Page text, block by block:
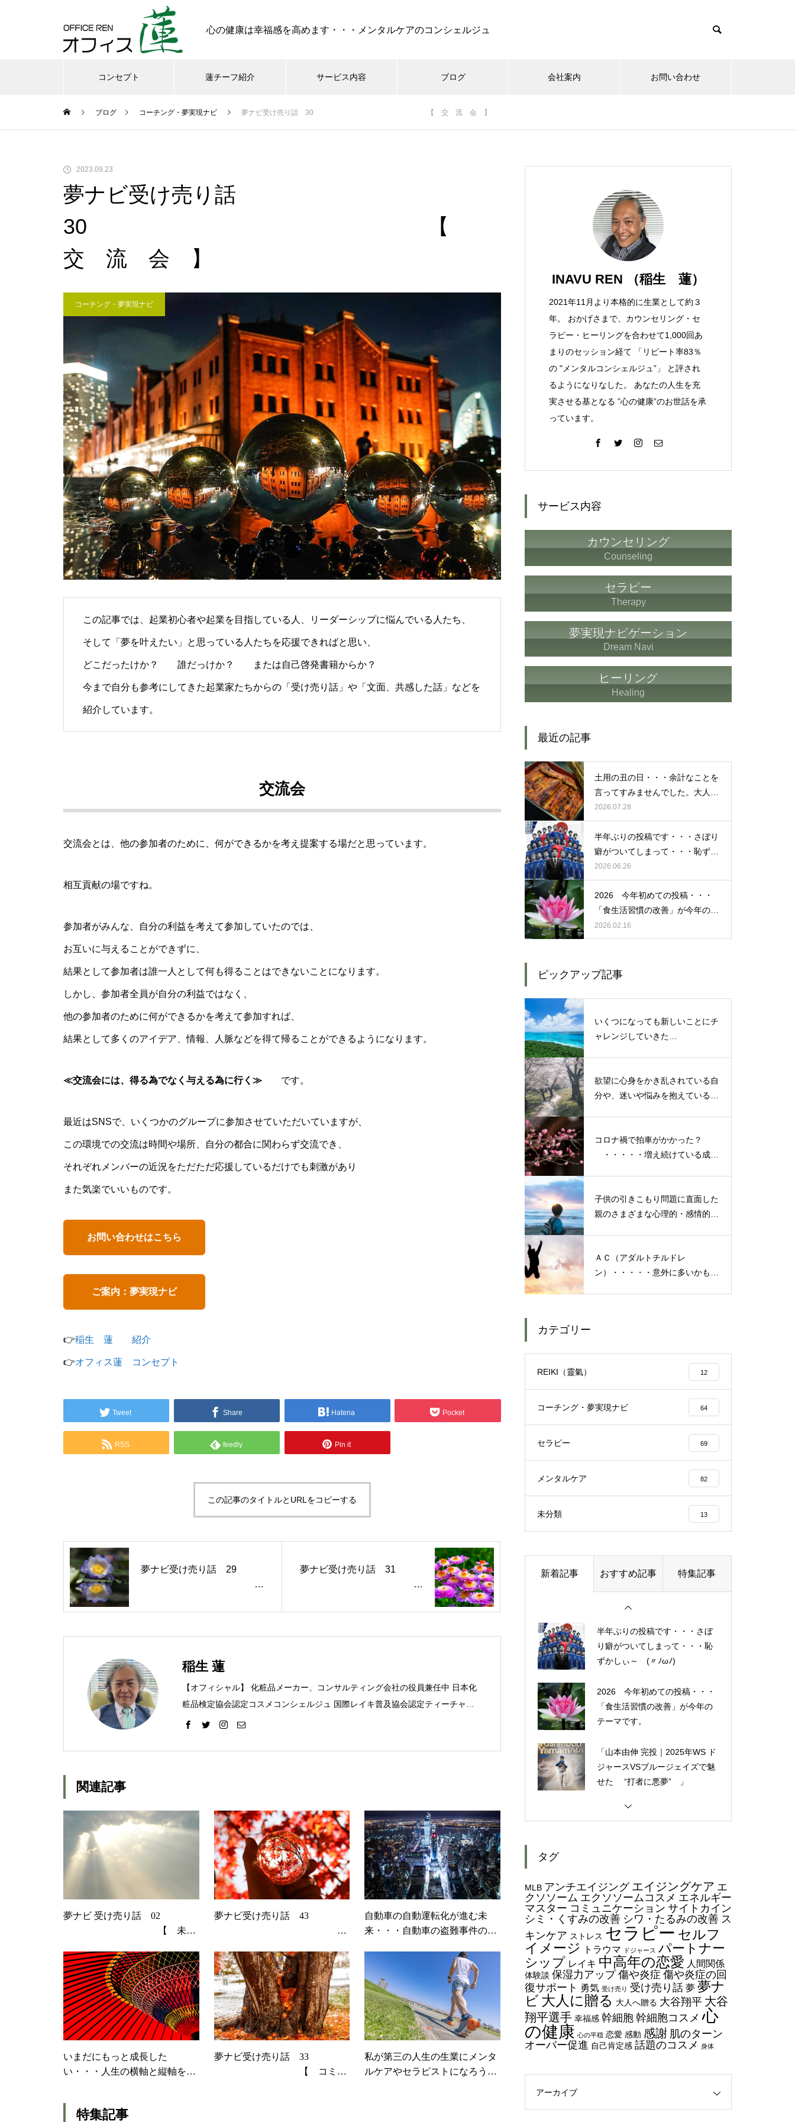
心の健康は幸福感を高めます・・・メンタルケアのコンシェルジュ
コンセプト 蓮チーフ紹介 サービス内容 ブログ 会社案内 お問い合わせ
メンタルケア セラピー REIKI（靈氣） コーチング・夢実現ナビ
｜ 心がラクになる考え方
拠もなさそうですが・・・
さまざまなシチュエーションの
「失恋」からの喪失感や絶望
アイディア 2
さまざまなシチュエーションの
「失恋」からの喪失感や絶望
感、また新たな心境をもたらす
アイディア
いくつになっても新しいことに
チャレンジしていきた
い！・・・・・ただ今、「老
化」という「成長期中」です！
今後もっと増えると思われる
「老老介護」 その実情と社会
的問題について考えてみまし
た。
欲望に心身をかき乱されている
自分や、迷いや悩みを抱えてい
るネガティブな自身も素直に受
け入れよう！
大谷翔平選手に見る「日常の五
心」・・・日常生活の中で大切
にしたい５つの心の持ち方
コロナ禍で拍車がかかった？
・・・・・増え続けている成
人の引きこもり
仏教の代表的な悟り「三法
気持ちを捨てると ”すごく楽に
「ト書き」・・・・・会話にも
「ト書き」をイメージするとコ
ミュニケーションが楽かも？
”認知症に元教員が多い！” っ
て本当ですか？ データも根
拠もなさそうですが・・・
もしも、「水」に記憶があった
ら？・・・その情報や記憶がよ
り解明できたら絶対に面白い❕
その２
もしも、「水」に記憶があった
ら？・・・その情報や記憶がよ
り解明できたら絶対に面白い❕
今後もっと増えると思われる
印」・・・「より良い」という
気持ちを捨てると ”すごく楽に
生きられる”・・・
ルケアやセラピストになろうと
けじゃなかった・・・・・ ネ
親の介護は大変な仕事であり、
一に自分自身を大切にしましょ
「時を得るものは栄え、時を失
戦国時代の思想家、列子の言葉
「氣」と「気」 使い分けには
でしたか？ その２
「食生活習慣の改善」が今年の
もしも、「水」に記憶があった
ら？・・・その情報や記憶がよ
り解明できたら絶対に面白い❕
もしも、「水」に記憶があった
ら？・・・その情報や記憶がよ
その１
「氣」と「気」 使い分けには
でしたか？
【 １日限りのレイキカフェ
ー】
『食と氣』 ～team P.L.P 徳島
癒しイベントのご案内
「山本由伸 完投｜2025年WS ド
ジャースVSブルージェイズで魅
せた “打者に悪夢” 」
米国メジャーリーグ殿堂入り、
イチローさんの感動的なスピー
「ト書き」・・・・・会話にも
ミュニケーションが楽かも？
直してみました・・・世界拡が
った出逢いや経験に感謝
今でも普通に使っているけど、
「社会人用語は突然に」
く生きるためのエッセン
いくつになっても新しいことに
い！・・・・・ただ今、「老
化」という「成長期中」です！
心」・・・日常生活の中で大切
私が第三の人生の生業にメンタ
ルケアやセラピストになろうと
決めたきっかけと「お経」との
「時を得るものは栄え、時を失
うものは滅びる」 ： 中国の
ブログ コーチング・夢実現ナビ 夢ナビ受け売り話 30 【 交 流 会 】
2023.09.23
夢ナビ受け売り話
30 【
交 流 会 】
コーチング・夢実現ナビ
この記事では、起業初心者や起業を目指している人、リーダーシップに悩んでいる人たち、
そして「夢を叶えたい」と思っている人たちを応援できればと思い、
どこだったけか？ 誰だっけか？ または自己啓発書籍からか？
今まで自分も参考にしてきた起業家たちからの「受け売り話」や「文面、共感した話」などを
紹介しています。
交流会
交流会とは、他の参加者のために、何ができるかを考え提案する場だと思っています。
相互貢献の場ですね。
参加者がみんな、自分の利益を考えて参加していたのでは、
お互いに与えることができずに、
結果として参加者は誰一人として何も得ることはできないことになります。
しかし、参加者全員が自分の利益ではなく、
他の参加者のために何ができるかを考えて参加すれば、
結果として多くのアイデア、情報、人脈などを得て帰ることができるようになります。
≪交流会には、得る為でなく与える為に行く≫ です。
最近はSNSで、いくつかのグループに参加させていただいていますが、
この環境での交流は時間や場所、自分の都合に関わらず交流でき、
それぞれメンバーの近況をただただ応援しているだけでも刺激があり
また気楽でいいものです。
お問い合わせはこちら
ご案内：夢実現ナビ
👉稲生 蓮 紹介
👉オフィス蓮 コンセプト
Tweet Share Hatena Pocket
RSS feedly Pin it
この記事のタイトルとURLをコピーする
夢ナビ受け売り話 29 夢ナビ受け売り話 31
稲生 蓮
【オフィシャル】 化粧品メーカー、コンサルティング会社の役員兼任中 日本化
粧品検定協会認定コスメコンシェルジュ 国際レイキ普及協会認定ティーチャー
【プライベート】 趣味 ランニング、レクレーションバレー、スノーボード、
関連記事
夢ナビ 受け売り話 02
【 未
夢ナビ受け売り話 43
自動車の自動運転化が進む未
来・・・自動車の盗難事件のニ
問を見て最近思うこと
いまだにもっと成長した
い・・・人生の横軸と縦軸を見
った出逢いや経験に感謝
夢ナビ受け売り話 33
【 コミュ
私が第三の人生の生業にメンタ
ルケアやセラピストになろうと
特集記事
INAVU REN （稲生 蓮）
2021年11月より本格的に生業として約３
年。 おかげさまで、カウンセリング・セ
ラピー・ヒーリングを合わせて1,000回あ
まりのセッション経て 「リピート率83％
の "メンタルコンシェルジュ”」 と評され
るようになりなした。 あなたの人生を充
実させる基となる ”心の健康”のお世話を承
っています。
サービス内容
カウンセリング
Counseling
セラピー
Therapy
夢実現ナビゲーション
Dream Navi
ヒーリング
Healing
最近の記事
土用の丑の日・・・余計なことを
言ってすみませんでした。大人気
なかったですね・・・
2026.07.28
半年ぶりの投稿です・・・さぼり
癖がついてしまって・・・恥ずか
しぃ～ (〃ﾉωﾉ)
2026.06.26
2026 今年初めての投稿・・・
「食生活習慣の改善」が今年のテ
ーマです。
2026.02.16
ピックアップ記事
いくつになっても新しいことにチ
ャレンジしていきた
欲望に心身をかき乱されている自
分や、迷いや悩みを抱えているネ
コロナ禍で拍車がかかった？
・・・・・増え続けている成人
子供の引きこもり問題に直面した
親のさまざまな心理的・感情的な
ＡＣ（アダルトチルドレ
ン）・・・・・意外に多いかも？
カテゴリー
REIKI（靈氣） 12
コーチング・夢実現ナビ 64
セラピー 69
メンタルケア 82
未分類 13
新着記事 おすすめ記事 特集記事
エイジングケアで最近気になっ
ているスキンケア製品・・・幹
細胞コスメ vs エクソソーム
エイジングケアで最近気になっ
エイジングケアで最近気になっ
ているスキンケア製品・・・幹
土用の丑の日・・・余計なこと
半年ぶりの投稿です・・・さぼ
り癖がついてしまって・・・恥
ずかしぃ～ (〃ﾉωﾉ)
2026 今年初めての投稿・・・
「食生活習慣の改善」が今年の
テーマです。
「山本由伸 完投｜2025年WS ド
ジャースVSブルージェイズで魅
せた “打者に悪夢” 」
に疲れたときの対処法５選
｜ 心がラクになる考え方
エイジングケアで最近気になっ
ているスキンケア製品・・・幹
細胞コスメ vs エクソソーム
コスメ②
エイジングケアで最近気になっ
ているスキンケア製品・・・幹
細胞コスメ vs エクソソーム
コスメ ①
タグ
MLB アンチエイジング エイジングケア エ
クソソーム エクソソームコスメ エネルギー
マスター コミュニケーション サイトカイン
シミ・くすみの改善 シワ・たるみの改善 ス
キンケア ストレス セラピー セルフ
イメージ
トラウマ ドジャース パートナー
シップ レイキ 中高年の恋愛 人間関係
体験談 保湿力アップ傷や炎症 傷や炎症の回
復サポート 勇気 受け売り 受け売り話 夢 夢ナ
ビ 大人に贈る 大人へ贈る 大谷翔平 大谷
翔平選手 幸福感 幹細胞幹細胞コスメ 心
の健康 心の平穏 恋愛 感動 感謝 肌のターン
オーバー促進 自己肯定感 話題のコスメ 身体
アーカイブ